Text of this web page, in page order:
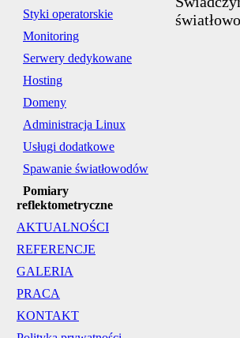
Styki operatorskie
Monitoring
Serwery dedykowane
Hosting
Domeny
Administracja Linux
Usługi dodatkowe
Spawanie światłowodów
Pomiary
reflektometryczne
AKTUALNOŚCI
REFERENCJE
GALERIA
PRACA
KONTAKT